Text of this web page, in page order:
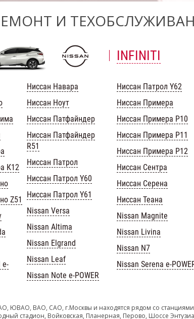
И
INFINITI
К12
Z51
e-
Ниссан Навара
Ниссан Ноут
Ниссан Патфайндер
Ниссан Патфайндер
R51
Ниссан Патрол
Ниссан Патрол Y60
Ниссан Патрол Y61
Nissan Versa
Nissan Altima
Nissan Elgrand
Nissan Leaf
Nissan Note e-POWER
Ниссан Патрол Y62
Ниссан Примера
Ниссан Примера Р10
Ниссан Примера Р11
Ниссан Примера Р12
Ниссан Сентра
Ниссан Серена
Ниссан Теана
Nissan Magnite
Nissan Livina
Nissan N7
Nissan Serena e-
ЮВАО, ВАО, САО, г.Москвы и находятся рядом со
стадион, Войковская, Планерная, Перово, Шоссе